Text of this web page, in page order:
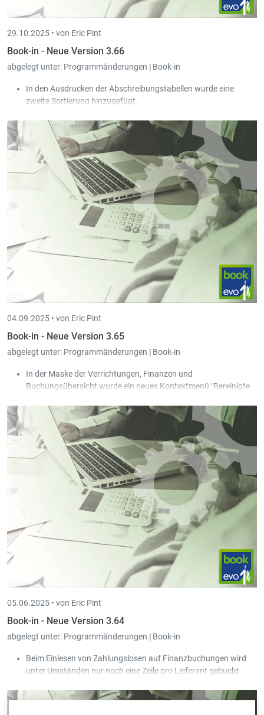
29.10.2025 • von Eric Pint
Book-in - Neue Version 3.66
abgelegt unter: Programmänderungen | Book-in
In den Ausdrucken der Abschreibungstabellen wurde eine
zweite Sortierung hinzugefügt.
Anlage zusätzlich auf das Konto der Abschreibung zu
verbuchen.
In den Anlagen wurde ein neues Feld "Kommentar" hinzugefügt,
hier wird standardmäßig der Kommentar der dazugehörigen
Rechnung übernommen.
04.09.2025 • von Eric Pint
Book-in - Neue Version 3.65
abgelegt unter: Programmänderungen | Book-in
In der Maske der Verrichtungen, Finanzen und
Buchungsübersicht wurde ein neues Kontextmenü "Bereinigte
Dokumente der ausgewählten Buchung angezeigt werden.
Es wurde ein neuer Standard-Ausdruck "Detailliertes Hauptbuch
Konten mit Devisen" hinzugefügt.
Bei den Bankkonten der Kunden/Lieferanten wurde ein neues
Häkchen "Blockiert" hinzugefügt. In den Masken der
Überweisungen (Lieferanten / Rückzahlungen Kunden) können
nur nicht blockierte Konten ausgewählt werden.
05.06.2025 • von Eric Pint
Book-in - Neue Version 3.64
abgelegt unter: Programmänderungen | Book-in
Beim Einlesen von Zahlungslosen auf Finanzbuchungen wird
unter Umständen nur noch eine Zeile pro Lieferant gebucht
Zahlungslose werden jetzt nach dem Einlesen nicht mehr